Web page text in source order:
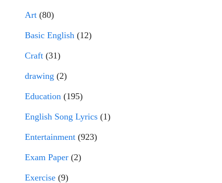
Art (80)
Basic English (12)
Craft (31)
drawing (2)
Education (195)
English Song Lyrics (1)
Entertainment (923)
Exam Paper (2)
Exercise (9)